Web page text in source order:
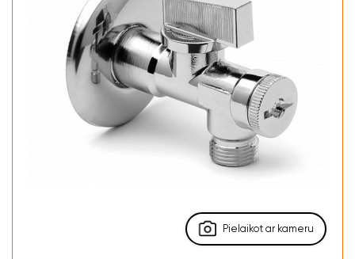
Pielaikot ar kameru